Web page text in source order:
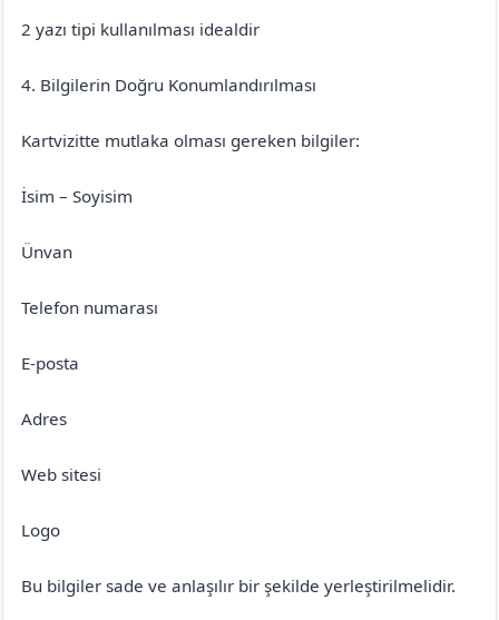
2 yazı tipi kullanılması idealdir
4. Bilgilerin Doğru Konumlandırılması
Kartvizitte mutlaka olması gereken bilgiler:
İsim – Soyisim
Ünvan
Telefon numarası
E-posta
Adres
Web sitesi
Logo
Bu bilgiler sade ve anlaşılır bir şekilde yerleştirilmelidir.